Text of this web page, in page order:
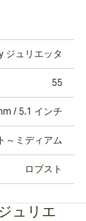
ジュリエッタ
55
/ 5.1 インチ
～ミディアム
ロブスト
ュリエ